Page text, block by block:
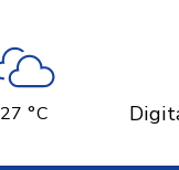
27 °C